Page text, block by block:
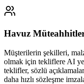
Havuz
Müşterilerin şekilleri,
olmak için tekliflere AI
teklifler, sözlü
daha hızlı sözleşme